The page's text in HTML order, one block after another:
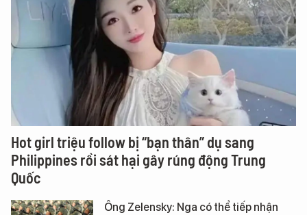
Hot girl triệu follow bị “bạn thân” dụ sang
Philippines rồi sát hại gây rúng động Trung
Quốc
Ông Zelensky: Nga có thể tiếp nhận